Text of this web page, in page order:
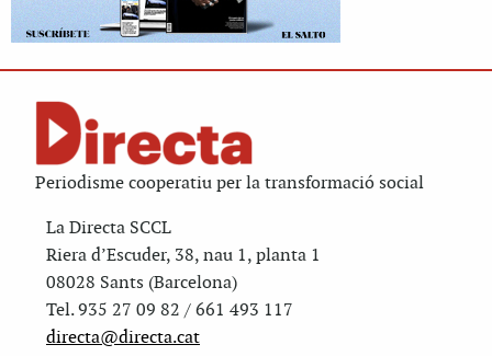
Periodisme cooperatiu per la transformació social
La Directa SCCL
Riera d’Escuder, 38, nau 1, planta 1
08028 Sants (Barcelona)
Tel. 935 27 09 82 / 661 493 117
directa@directa.cat